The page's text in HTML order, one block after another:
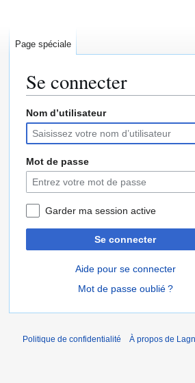
Se connecter
Aller
la
navigation
Aller
la
recherche
Nom d’utilisateur
Mot de passe
Garder ma session active
Se connecter
Aide pour se connecter
Mot de passe oublié ?
Page spéciale
Politique de confidentialité À propos de